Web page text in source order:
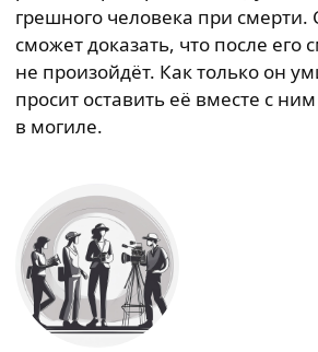
грешного человека при смерти.
сможет доказать, что после его
не произойдёт. Как только он
просит оставить её вместе с
в могиле.